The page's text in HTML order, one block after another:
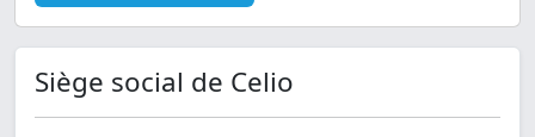
Siège social de Celio